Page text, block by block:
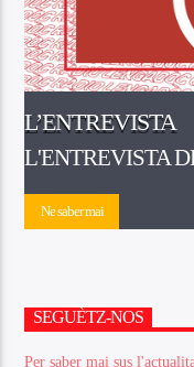
L’ENTREVISTA
L'ENTREVISTA
Ne saber mai
SEGUÈTZ-NOS
Per saber mai sus